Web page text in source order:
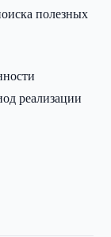
полезных
реализации